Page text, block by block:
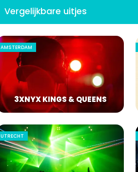
Vergelijkbare uitjes
AMSTERDAM
3XNYX KINGS & QUEENS
UTRECHT